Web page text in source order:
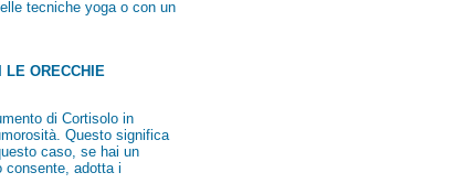
tecniche yoga o con un
LE ORECCHIE
di Cortisolo in
Questo significa
caso, se hai un
consente, adotta i